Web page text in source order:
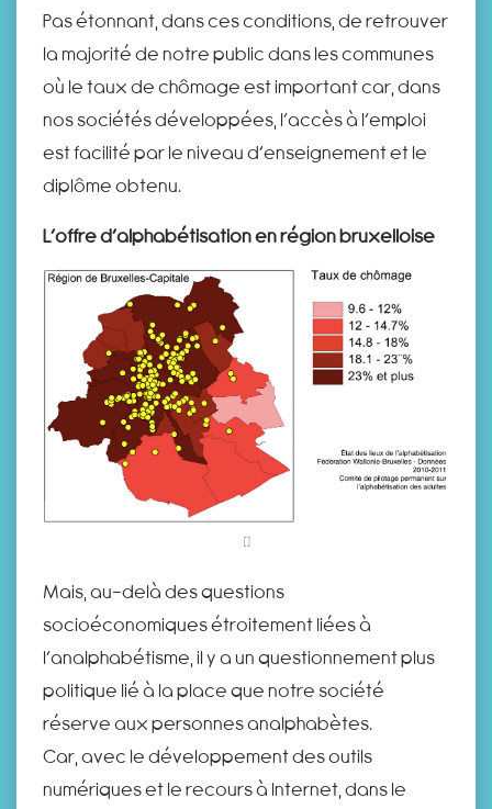
Pas étonnant, dans ces conditions, de retrouver
la majorité de notre public dans les communes
où le taux de chômage est important car, dans
nos sociétés développées, l’accès à l’emploi
est facilité par le niveau d’enseignement et le
diplôme obtenu.
L’offre d’alphabétisation en région bruxelloise
Mais, au-delà des questions
socioéconomiques étroitement liées à
l’analphabétisme, il y a un questionnement plus
politique lié à la place que notre société
réserve aux personnes analphabètes.
Car, avec le développement des outils
numériques et le recours à lnternet, dans le